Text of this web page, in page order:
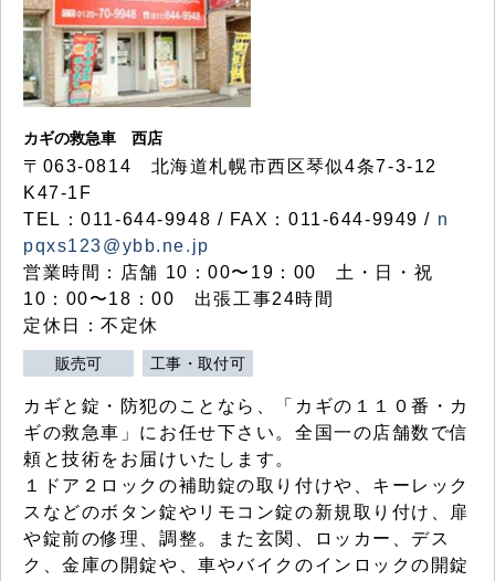
カギの救急車 西店
〒063-0814 北海道札幌市西区琴似4条7-3-12
K47-1F
TEL：011-644-9948 / FAX：011-644-9949 / n
pqxs123@ybb.ne.jp
営業時間：店舗 10：00〜19：00 土・日・祝
10：00〜18：00 出張工事24時間
定休日：不定休
販売可 工事・取付可
カギと錠・防犯のことなら、「カギの１１０番・カ
ギの救急車」にお任せ下さい。全国一の店舗数で信
頼と技術をお届けいたします。
１ドア２ロックの補助錠の取り付けや、キーレック
スなどのボタン錠やリモコン錠の新規取り付け、扉
や錠前の修理、調整。また玄関、ロッカー、デス
ク、金庫の開錠や、車やバイクのインロックの開錠